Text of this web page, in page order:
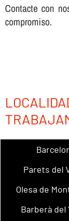
Contacte con
compromiso.
Parets del
Olesa de
Barberà del